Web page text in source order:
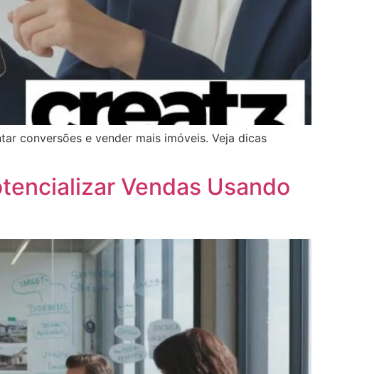
conversões e vender mais imóveis. Veja dicas
Vendas Usando